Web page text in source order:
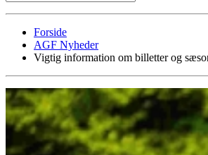
Forside
AGF Nyheder
Vigtig information om billetter og